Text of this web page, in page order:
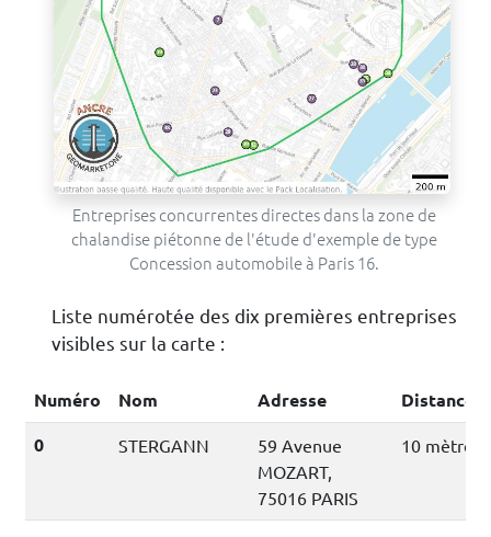
Entreprises concurrentes directes dans la zone de
chalandise piétonne de l'étude d'exemple de type
Concession automobile à Paris 16.
Liste numérotée des dix premières entreprises
visibles sur la carte :
Numéro Nom Adresse
Distance
0
STERGANN
59 Avenue
MOZART,
75016 PARIS
10 mètres